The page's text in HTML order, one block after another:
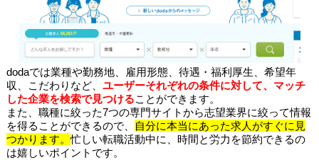
dodaでは業種や勤務地、雇用形態、待遇・福利厚生、希望年
収、こだわりなど、 ユーザーそれぞれの条件に対して、マッチ
した企業を検索で見つけることができます。
また、職種に絞った7つの専門サイトから志望業界に絞って情報
を得ることができるので、
自分に本当にあった求人がすぐに見
つかります。忙しい転職活動中に、時間と労力を節約できるの
は嬉しいポイントです。